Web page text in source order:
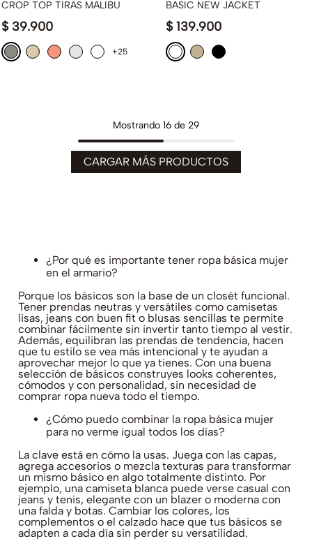
CROP TOP TIRAS MALIBU
$ 39.900
+25
BASIC NEW JACKET
$ 139.900
Mostrando 16 de 29
¿Por qué es importante tener ropa básica mujer
en el armario?
Porque los básicos son la base de un closét funcional.
Tener prendas neutras y versátiles como camisetas
lisas, jeans con buen fit o blusas sencillas te permite
combinar fácilmente sin invertir tanto tiempo al vestir.
Además, equilibran las prendas de tendencia, hacen
que tu estilo se vea más intencional y te ayudan a
aprovechar mejor lo que ya tienes. Con una buena
selección de básicos construyes looks coherentes,
cómodos y con personalidad, sin necesidad de
comprar ropa nueva todo el tiempo.
¿Cómo puedo combinar la ropa básica mujer
para no verme igual todos los días?
La clave está en cómo la usas. Juega con las capas,
agrega accesorios o mezcla texturas para transformar
un mismo básico en algo totalmente distinto. Por
ejemplo, una camiseta blanca puede verse casual con
jeans y tenis, elegante con un blazer o moderna con
una falda y botas. Cambiar los colores, los
complementos o el calzado hace que tus básicos se
adapten a cada día sin perder su versatilidad.